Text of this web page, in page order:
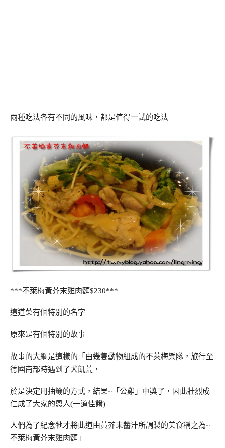
兩種吃法各有不同的風味，都是值得一試的吃法
***不萊梅黃芥末雞肉麵$230***
這道菜有個特別的名字
原來是有個特別的故事
故事的大綱是這樣的「由幾隻動物組成的不萊梅樂隊，旅行至
德國南部時遇到了犬飢荒，
於是決定用抽籤的方式，結果~「公雞」中獎了，因此壯烈成
仁成了大家的恩人(一道佳餚)
人們為了紀念牠才將此道由黃芥末醬汁所調製的美食稱之為~
不萊梅黃芥末雞肉麵」